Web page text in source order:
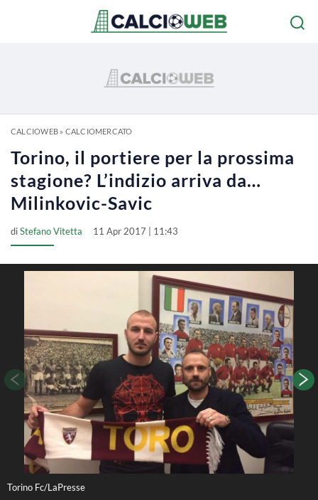
CALCIOWEB» CALCIOMERCATO
Torino, il portiere per la prossima
stagione? L’indizio arriva da…
Milinkovic-Savic
diStefano Vitetta 11 Apr 2017 | 11:43
Torino Fc/LaPresse